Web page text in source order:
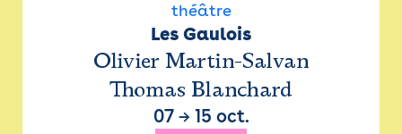
théâtre
Les Gaulois
Olivier Martin-Salvan
Thomas Blanchard
07→ 15 oct.